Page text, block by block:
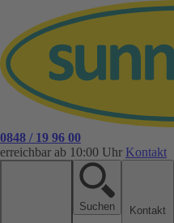
0848 / 19 96 00
erreichbar ab 10:00 Uhr Kontakt
Suchen